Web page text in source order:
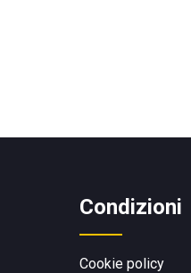
Condizioni
Cookie policy